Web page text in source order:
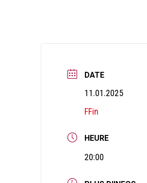
DATE
11.01.2025
FFin
HEURE
20:00